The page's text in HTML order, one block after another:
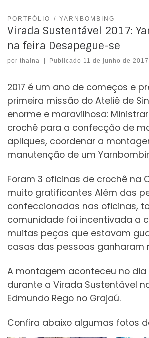
PORTFÓLIO YARNBOMBING
Virada Sustentável 2017:
na feira Desapegue-se
por thaina Publicado 11 de junho de 2017
2017 é um ano de começos e
primeira missão do Ateliê de
enorme e maravilhosa:
crochê para a confecção de
apliques, coordenar a
manutenção de um
Foram 3 oficinas de crochê na
muito gratificantes Além das
confeccionadas nas oficinas,
comunidade foi incentivada a
muitas peças que estavam
casas das pessoas ganharam
A montagem aconteceu no dia
durante a Virada Sustentável
Edmundo Rego no Grajaú.
Confira abaixo algumas fotos